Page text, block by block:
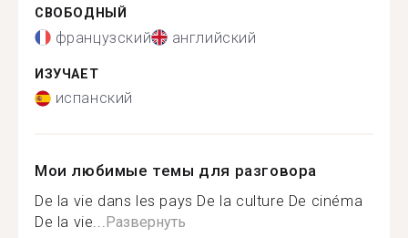
СВОБОДНЫЙ
французский английский
ИЗУЧАЕТ
испанский
Мои любимые темы для разговора
De la vie dans les pays De la culture De cinéma
De la vie...Развернуть